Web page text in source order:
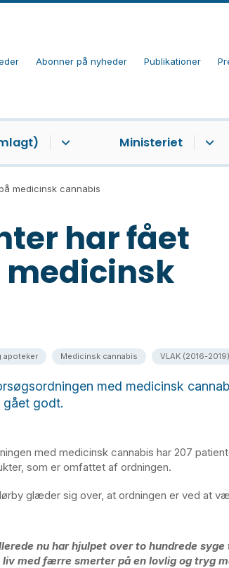
Abonner på nyheder Publikationer
Ministeriet
medicinsk cannabis
har fået
medicinsk
apoteker Medicinsk cannabis VLAK (2016-2019)
med medicinsk
gået godt.
med medicinsk cannabis har 207
som er omfattet af ordningen.
glæder sig over, at ordningen er ved at
nu har hjulpet over to hundrede syge
med færre smerter på en lovlig og tryg